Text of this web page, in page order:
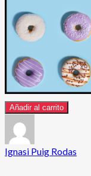
Añadir al carrito
Ignasi Puig Rodas